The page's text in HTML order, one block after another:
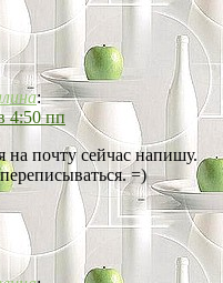
:
4:50 пп
на почту сейчас напишу.
=)